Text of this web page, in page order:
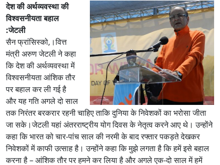
देश की अर्थव्यवस्था की
विश्वसनीयता बहाल
:जेटली
सैन फ्रांसिस्को,।वित्त
मंत्री अरुण जेटली ने कहा
कि देश की अर्थव्यवस्था में
विश्वसनीयता आंशिक तौर
पर बहाल कर ली गई है
और यह गति अगले दो साल
तक निरंतर बरकरार रहनी चाहिए ताकि दुनिया के निवेशकों का भरोसा जीता
जा सके।जेटली यहां अंतरराष्ट्रीय योग दिवस के नेतृत्व करने आए थे। उन्होंने
कहा कि भारत को चार-पांच साल की नरमी के बाद रफ्तार पकड़ते देखकर
निवेशकों में काफी उत्साह है। उन्होंने कहा कि मुझे लगता है कि हमें इसे बहाल
करना है – आंशिक तौर पर हमने कर लिया है और अगले एक-दो साल में हमें